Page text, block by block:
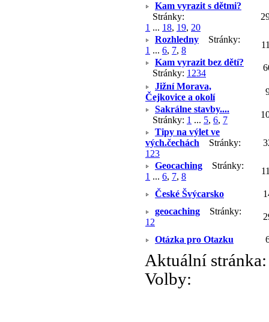
Kam vyrazit s dětmi?
Stránky:
1 ... 18, 19, 20
Rozhledny
Stránky:
1 ... 6, 7, 8
Kam vyrazit bez dětí?
Stránky: 1 234
Jižní Morava,
Čejkovice a okolí
Sakrálne stavby....
Stránky: 1 ... 5, 6, 7
Tipy na výlet ve
vých.čechách
Stránky:
1 23
Geocaching
Stránky:
1 ... 6, 7, 8
České Švýcarsko
geocaching
Stránky:
1 2
Otázka pro Otazku
Aktuální
Volby: